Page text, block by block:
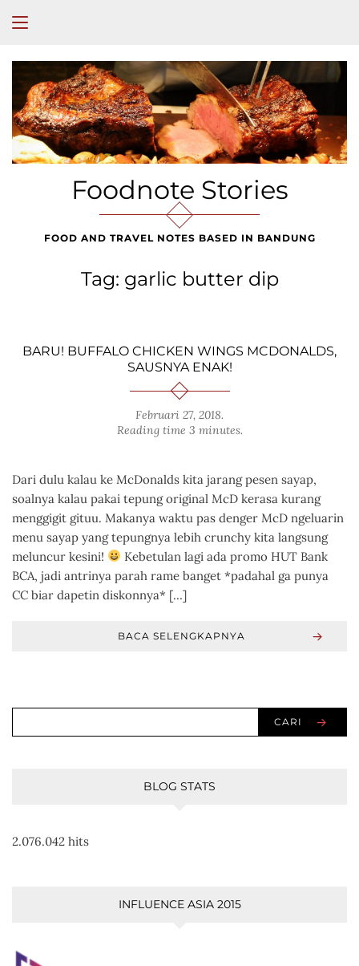
Foodnote Stories
FOOD AND TRAVEL NOTES BASED IN BANDUNG
Tag: garlic butter dip
BARU! BUFFALO CHICKEN WINGS MCDONALDS,
SAUSNYA ENAK!
Februari 27, 2018.
Reading time 3 minutes.
Dari dulu kalau ke McDonalds kita jarang pesen sayap,
soalnya kalau pakai tepung original McD kerasa kurang
menggigit gituu. Makanya waktu pas denger McD ngeluarin
menu sayap yang tepungnya lebih crunchy kita langsung
meluncur kesini!
Kebetulan lagi ada promo HUT Bank
BCA, jadi antrinya parah rame banget *padahal ga punya
CC biar dapetin diskonnya* […]
BACA SELENGKAPNYA
CARI
BLOG STATS
2.076.042 hits
INFLUENCE ASIA 2015